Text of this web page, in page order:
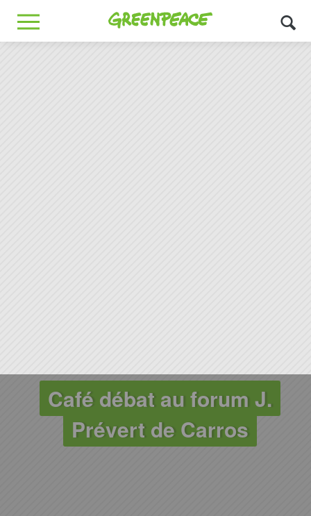
Greenpeace
MENU
Café débat au forum J.
Prévert de Carros